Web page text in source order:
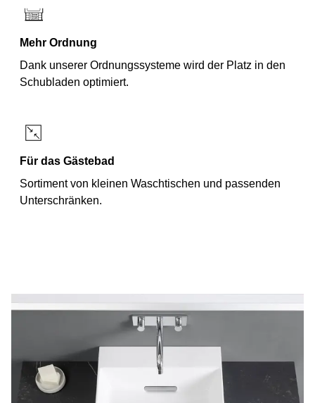
Mehr Ordnung
Dank unserer Ordnungssysteme wird der Platz in den
Schubladen optimiert.
Für das Gästebad
Sortiment von kleinen Waschtischen und passenden
Unterschränken.